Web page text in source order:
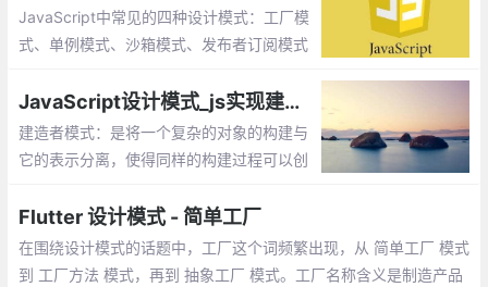
JavaScript中常见的四种设计模式：工厂模
式、单例模式、沙箱模式、发布者订阅模式
JavaScript设计模式_js实现建造者模式
建造者模式：是将一个复杂的对象的构建与
它的表示分离，使得同样的构建过程可以创
个类的模式，而建造者模式则是将各种产品
集中起来进行管理，用来创建复合对象
Flutter 设计模式 - 简单工厂
在围绕设计模式的话题中，工厂这个词频繁出现，从 简单工厂 模式
到 工厂方法 模式，再到 抽象工厂 模式。工厂名称含义是制造产品